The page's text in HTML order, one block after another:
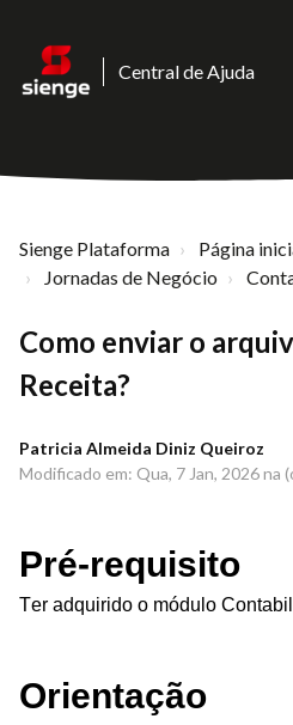
Central de Ajuda
Sienge Plataforma
Página
Jornadas de Negócio
Como enviar o
Receita?
Patricia Almeida Diniz Queiroz
Modificado em: Qua, 7 Jan, 2026 na
Pré-requisito
Ter adquirido o módulo
Orientação